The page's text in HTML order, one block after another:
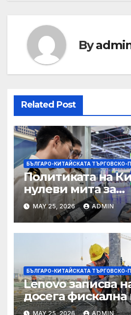
By
Related Post
БЪЛГАРО-КИТАЙСКАТА
Политиката на
нулеви мита за
африканските
полза за кафе
MAY 25, 2026 ADMIN
БЪЛГАРО-КИТАЙСКАТА
Lenovo записва
досега фискална
MAY 25, 2026 ADMIN